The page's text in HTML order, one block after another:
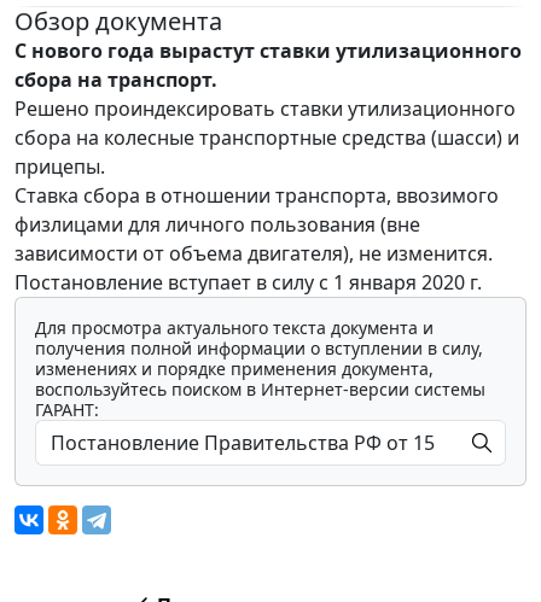
Обзор документа
С нового года вырастут ставки утилизационного
сбора на транспорт.
Решено проиндексировать ставки утилизационного
сбора на колесные транспортные средства (шасси) и
прицепы.
Ставка сбора в отношении транспорта, ввозимого
физлицами для личного пользования (вне
зависимости от объема двигателя), не изменится.
Постановление вступает в силу с 1 января 2020 г.
Для просмотра актуального текста документа и
получения полной информации о вступлении в силу,
изменениях и порядке применения документа,
воспользуйтесь поиском в Интернет-версии системы
ГАРАНТ: